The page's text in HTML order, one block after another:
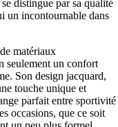
distingue par sa qualité
un incontournable dans
matériaux
seulement un confort
Son design jacquard,
touche unique et
parfait entre sportivité
occasions, que ce soit